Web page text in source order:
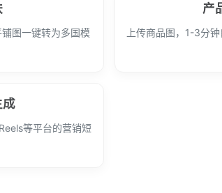
图一键转为多国模
产
上传商品图，1-3分
成
等平台的营销短